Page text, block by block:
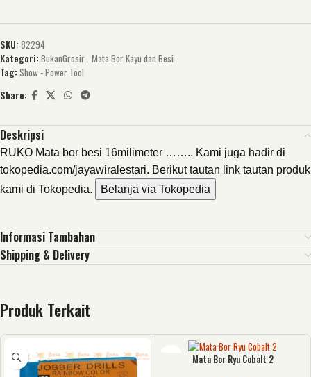
SKU: 82294
Kategori: BukanGrosir, Mata Bor Kayu dan Besi
Tag: Show - Power Tool
Share:
Deskripsi
RUKO Mata bor besi 16milimeter …….. Kami juga hadir di
tokopedia.com/jayawiralestari. Berikut tautan link tautan produk
kami di Tokopedia.
Belanja via Tokopedia
Informasi Tambahan
Shipping & Delivery
Produk Terkait
Mata Bor Ryu Cobalt 2